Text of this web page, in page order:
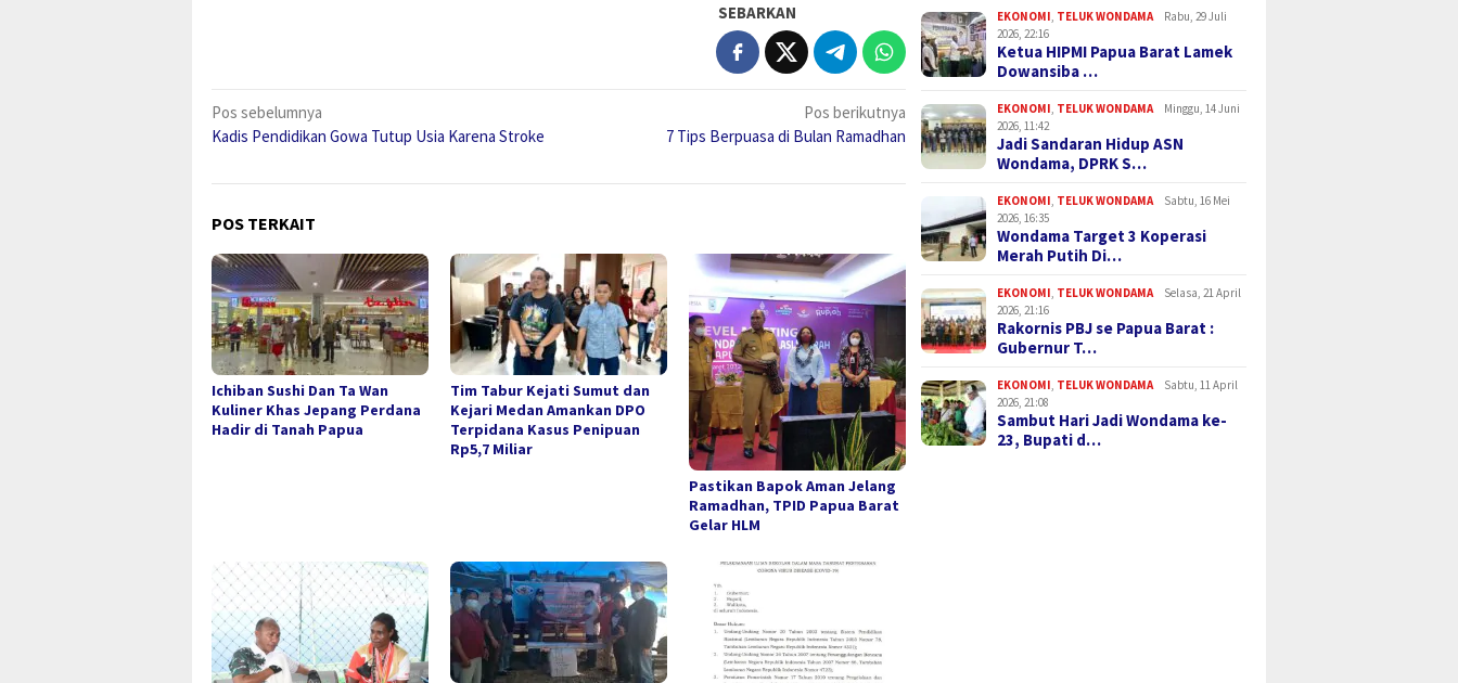
SEBARKAN
Navigasi
pos
Pos sebelumnya
Kadis Pendidikan Gowa Tutup Usia Karena Stroke
Pos berikutnya
7 Tips Berpuasa di Bulan Ramadhan
POS TERKAIT
Ichiban Sushi Dan Ta Wan
Kuliner Khas Jepang Perdana
Hadir di Tanah Papua
Tim Tabur Kejati Sumut dan
Kejari Medan Amankan DPO
Terpidana Kasus Penipuan
Rp5,7 Miliar
Pastikan Bapok Aman Jelang
Ramadhan, TPID Papua Barat
Gelar HLM
EKONOMI TELUK WONDAMA
Rabu, 29 Juli
2026, 22:16
Ketua HIPMI Papua Barat Lamek
Dowansiba …
EKONOMI TELUK WONDAMA
Minggu, 14 Juni
2026, 11:42
Jadi Sandaran Hidup ASN
Wondama, DPRK S…
EKONOMI TELUK WONDAMA
Sabtu, 16 Mei
2026, 16:35
Wondama Target 3 Koperasi
Merah Putih Di…
EKONOMI TELUK WONDAMA
Selasa, 21 April
2026, 21:16
Rakornis PBJ se Papua Barat :
Gubernur T…
EKONOMI TELUK WONDAMA
Sabtu, 11 April
2026, 21:08
Sambut Hari Jadi Wondama ke-
23, Bupati d…